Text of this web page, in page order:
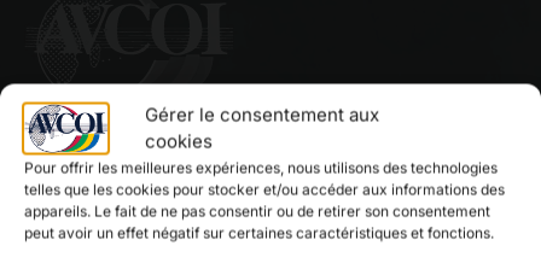
Gérer le consentement aux
cookies
Pour offrir les meilleures expériences, nous utilisons des technologies
telles que les cookies pour stocker et/ou accéder aux informations des
appareils. Le fait de ne pas consentir ou de retirer son consentement
peut avoir un effet négatif sur certaines caractéristiques et fonctions.
L’AVCOI est une association regroupant une
quarantaine de villes et collectivités de l’Océan Indien,
à savoir des Comores, de La Réunion, Madagascar,
Maurice, Mayotte et des Seychelles.